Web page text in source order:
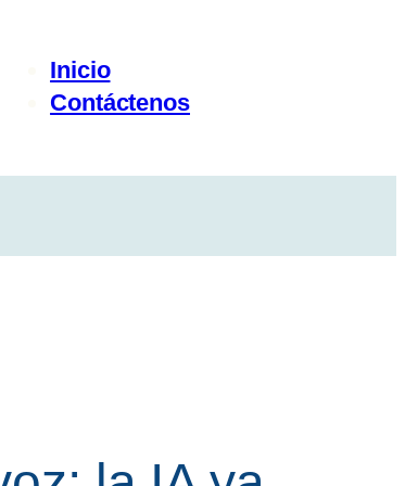
Inicio
Contáctenos